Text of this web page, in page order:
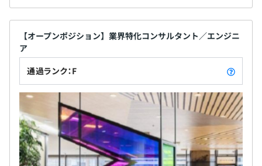
【オープンポジション】業界特化コンサルタント／エンジニ
ア
通過ランク：F